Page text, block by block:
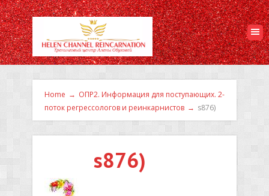
Home → ОПР2. Информация для поступающих. 2-
поток регрессологов и реинкарнистов → s876)
s876)